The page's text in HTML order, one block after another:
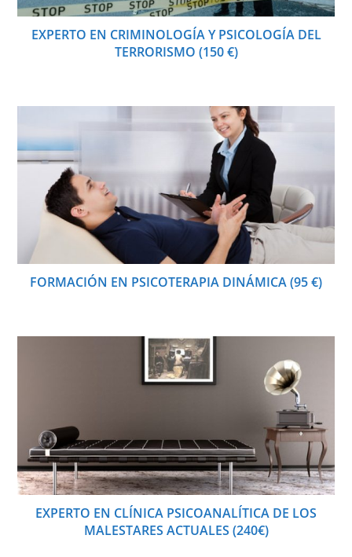
EXPERTO EN CRIMINOLOGÍA Y PSICOLOGÍA DEL
TERRORISMO (150 €)
FORMACIÓN EN PSICOTERAPIA DINÁMICA (95 €)
EXPERTO EN CLÍNICA PSICOANALÍTICA DE LOS
MALESTARES ACTUALES (240€)